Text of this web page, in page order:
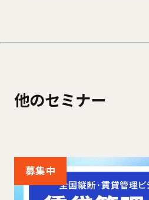
他のセミナー
募集中